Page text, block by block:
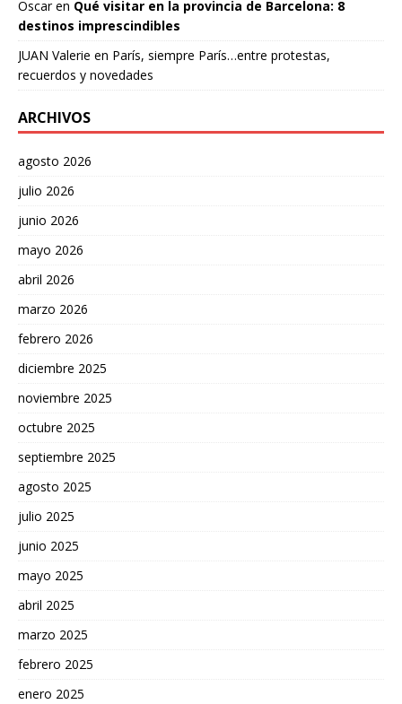
Oscaren Qué visitar en la provincia de Barcelona: 8
destinos imprescindibles
JUAN Valerie en París, siempre París…entre protestas,
recuerdos y novedades
ARCHIVOS
agosto 2026
julio 2026
junio 2026
mayo 2026
abril 2026
marzo 2026
febrero 2026
diciembre 2025
noviembre 2025
octubre 2025
septiembre 2025
agosto 2025
julio 2025
junio 2025
mayo 2025
abril 2025
marzo 2025
febrero 2025
enero 2025